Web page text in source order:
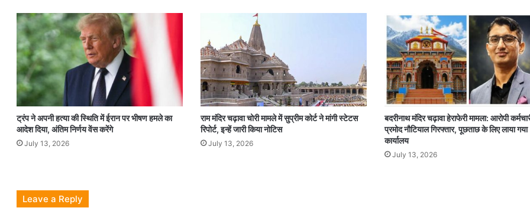
ट्रंप ने अपनी हत्या की स्थिति में ईरान पर भीषण हमले का
आदेश दिया, अंतिम निर्णय वेंस करेंगे
July 13, 2026
राम मंदिर चढ़ावा चोरी मामले में सुप्रीम कोर्ट ने मांगी स्टेटस
रिपोर्ट, इन्हें जारी किया नोटिस
July 13, 2026
बदरीनाथ मंदिर चढ़ावा हेराफेरी मामला: आरोपी
प्रमोद नौटियाल गिरफ्तार, पूछताछ के लिए लाया गया
कार्यालय
July 13, 2026
Leave a Reply